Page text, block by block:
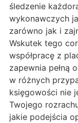
śledzenie
wykonawczych
zarówno jak i
Wskutek tego
współpracę z
zapewnia pełną
w różnych
księgowości nie
Twojego
jakie podejścia